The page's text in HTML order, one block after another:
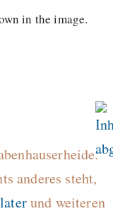
in the image.
anderes steht,
und weiteren
um mit wahren
lügen